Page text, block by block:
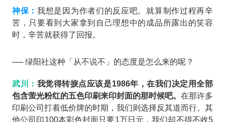
神保：我想是因为作者们的反应吧。就算制作过程再辛
苦，只要看到大家拿到自己理想中的成品所露出的笑容
时，辛苦就获得了回报。
── 绿阳社这种「从不说不」的态度是怎么来的呢？
武川： 我觉得转捩点应该是1986年，在我们决定用全部
包含萤光粉红的五色印刷来印封面的那时候吧。 在那许多
印刷公司打着低价牌的时期，我们则选择反其道而行。其
他公司印100本彩色封面只要1万日元，我们却不得不收5